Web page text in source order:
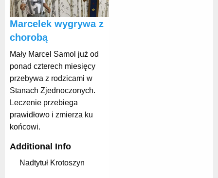
Marcelek wygrywa z
chorobą
Mały Marcel Samol już od
ponad czterech miesięcy
przebywa z rodzicami w
Stanach Zjednoczonych.
Leczenie przebiega
prawidłowo i zmierza ku
końcowi.
Additional Info
Nadtytuł Krotoszyn